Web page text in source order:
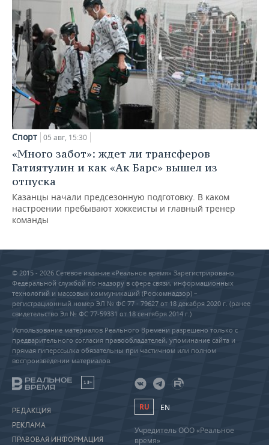
Спорт 05 авг, 15:30
«Много забот»: ждет ли трансферов
Гатиятулин и как «Ак Барс» вышел из
отпуска
Казанцы начали предсезонную подготовку. В каком
настроении пребывают хоккеисты и главный тренер
команды
© 2015 - 2026 Сетевое издание «Реальное время» Зарегистрировано
Федеральной службой по надзору в сфере связи, информационных
технологий и массовых коммуникаций (Роскомнадзор) –
регистрационный номер ЭЛ № ФС 77 - 79627 от 18 декабря 2020 г. (ранее
свидетельство Эл № ФС 77-59331 от 18 сентября 2014 г.)
Использование материалов Реального Времени разрешено только с
предварительного согласия правообладателей, упоминание сайта и
прямая гиперссылка обязательны при частичном или полном
воспроизведении материалов.
18+
РЕДАКЦИЯ
РЕКЛАМА
ПРАВОВАЯ ИНФОРМАЦИЯ
RU EN
Учредитель ООО «Реальное
время»